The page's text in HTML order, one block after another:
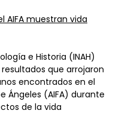
AIFA muestran vida
e Historia (INAH)
que arrojaron
encontrados en el
Ángeles (AIFA) durante
de la vida